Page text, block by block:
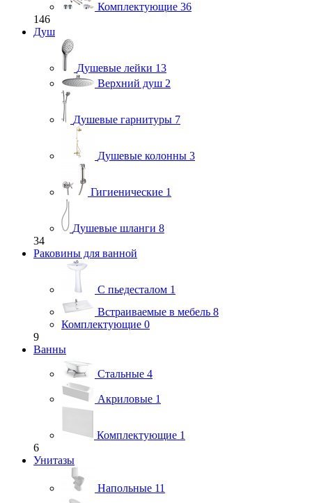
Комплектующие 36
146
Душ
Душевые лейки 13
Верхний душ 2
Душевые гарнитуры 7
Душевые колонны 3
Гигиенические 1
Душевые шланги 8
34
Раковины для ванной
С пьедесталом 1
Встраиваемые в мебель 8
Комплектующие 0
9
Ванны
Стальные 4
Акриловые 1
Комплектующие 1
6
Унитазы
Напольные 11